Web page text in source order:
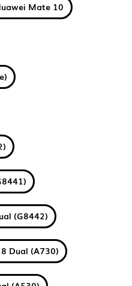
Mate 10
(G8442)
Dual (A730)